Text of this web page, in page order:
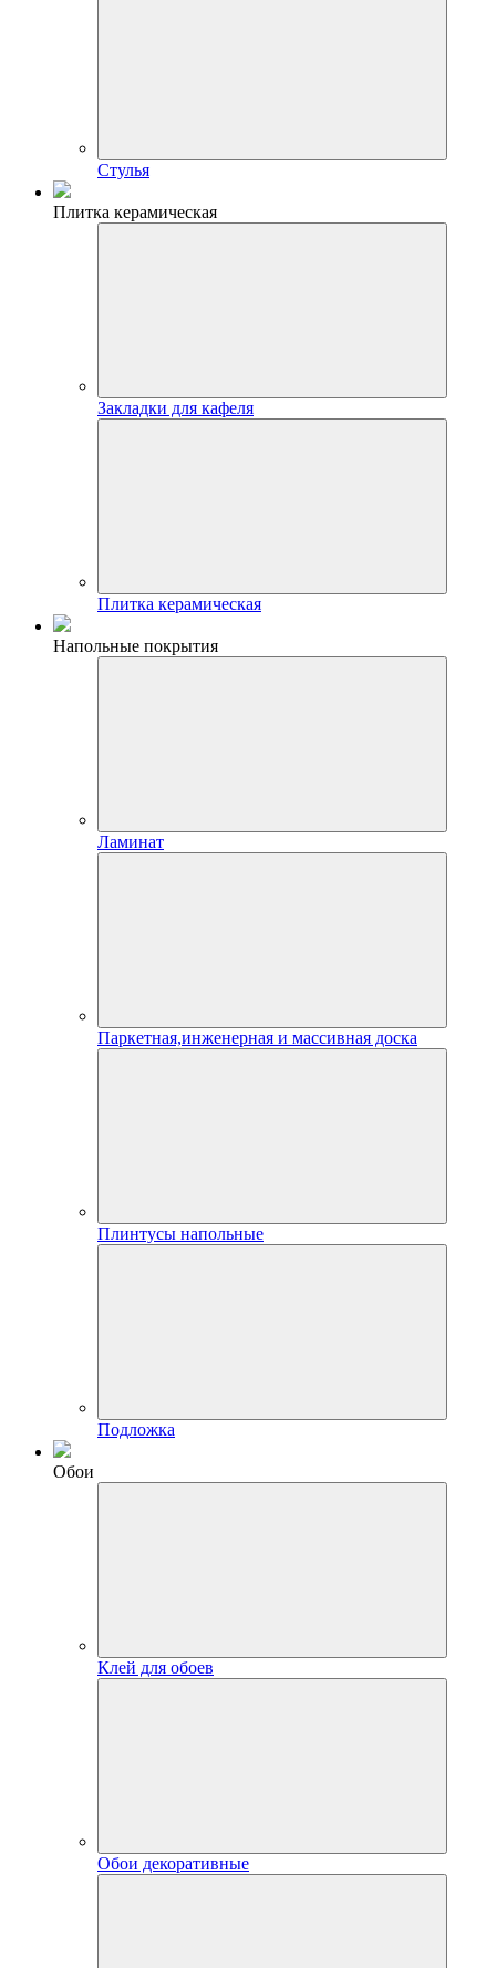
Стулья
Плитка керамическая
Закладки для кафеля
Плитка керамическая
Напольные покрытия
Ламинат
Паркетная,инженерная и массивная доска
Плинтусы напольные
Подложка
Обои
Клей для обоев
Обои декоративные